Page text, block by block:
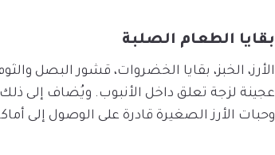
بقايا الطعام الصلبة
الأرز، الخبز، بقايا الخضروات، قشور البصل
عجينة لزجة تعلق داخل الأنبوب. ويُضاف إلى ذلك
وحبات الأرز الصغيرة قادرة على الوصول إلى